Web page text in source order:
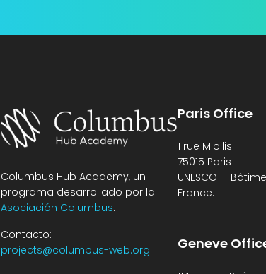
Columbus Hub Academy, un
programa desarrollado por la
Asociación Columbus.
Contacto:
projects@columbus-web.org
Paris Office
1 rue Miollis
75015 Paris
UNESCO -
France.
Geneve